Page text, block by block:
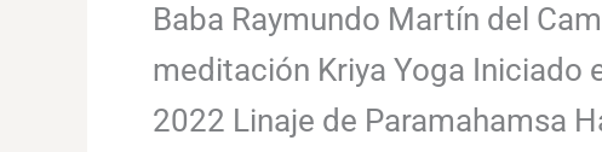
Baba Raymundo Martín del
meditación Kriya Yoga Iniciado
2022 Linaje de Paramahamsa